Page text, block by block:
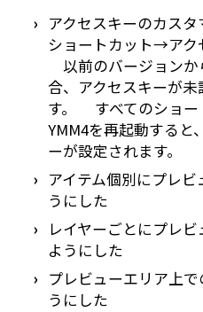
アクセスキーのカス
ショートカット→アク
以前のバージョンか
合、アクセスキーが
す。 すべてのショー
YMM4を再起動すると
ーが設定されます。
アイテム個別にプレ
うにした
レイヤーごとにプレ
ようにした
プレビューエリア上
うにした